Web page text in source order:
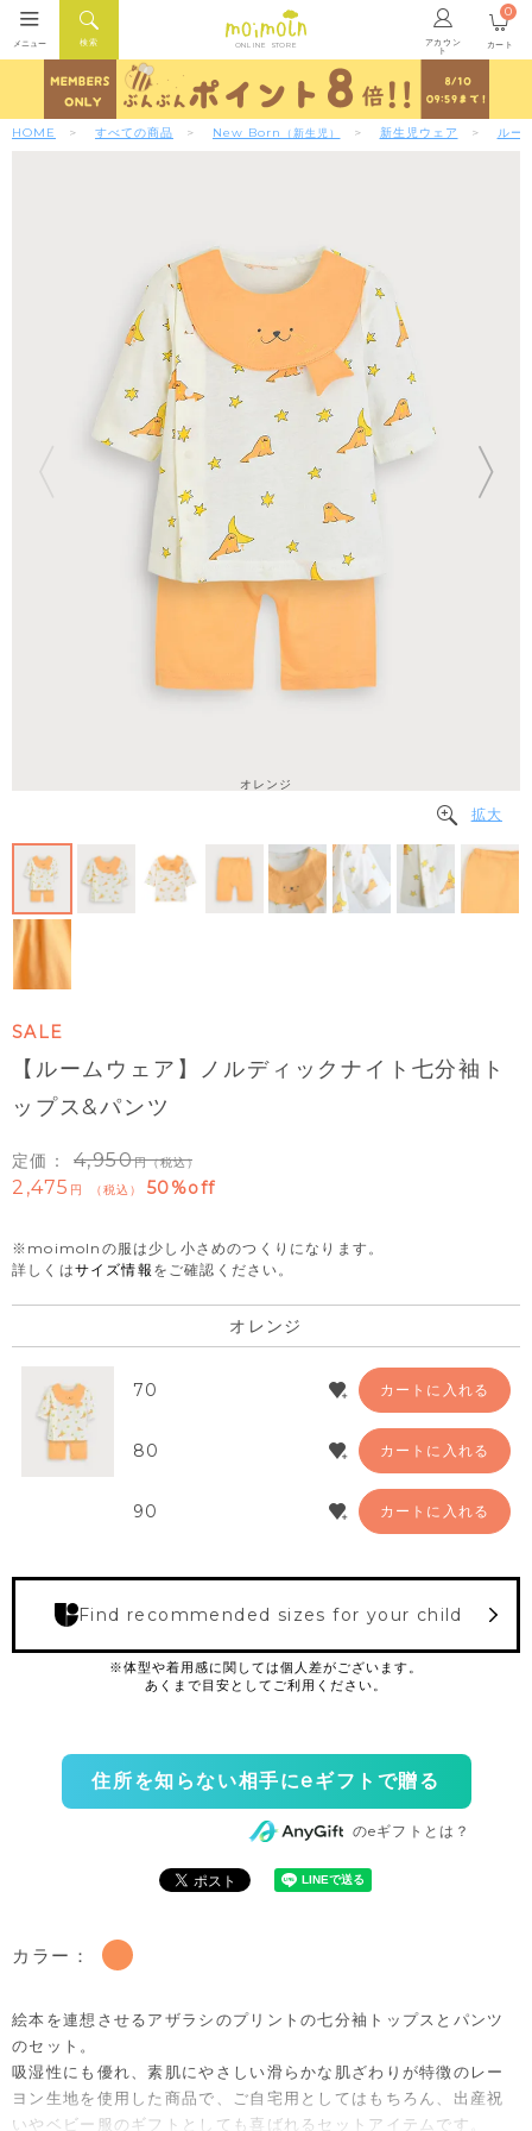
ONLINE STORE アカウン
ト
検索
メニュー カート
0
HOME すべての商品 New Born （新生児） 新生児ウェア ルー
オレンジ
拡大
SALE
【ルームウェア】ノルディックナイト七分袖ト
ップス&パンツ
定価： 4,950 （税込）
2,475 税込 50%off
※moimolnの服は少し小さめのつくりになります。
詳しくはサイズ情報 をご確認ください。
オレンジ
70 カートに入れる
80 カートに入れる
90 カートに入れる
Find recommended sizes for your child
住所を知らない相手にeギフトで贈る
のeギフトとは？
カラー：
絵本を連想させるアザラシのプリントの七分袖トップスとパンツ
のセット。
吸湿性にも優れ、素肌にやさしい滑らかな肌ざわりが特徴のレー
ヨン生地を使用した商品で、ご自宅用としてはもちろん、出産祝
いやベビー服のギフトとしても喜ばれるセットアイテムです。